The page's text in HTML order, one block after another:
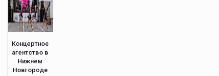
Концертное
агентство в
Нижнем
Новгороде